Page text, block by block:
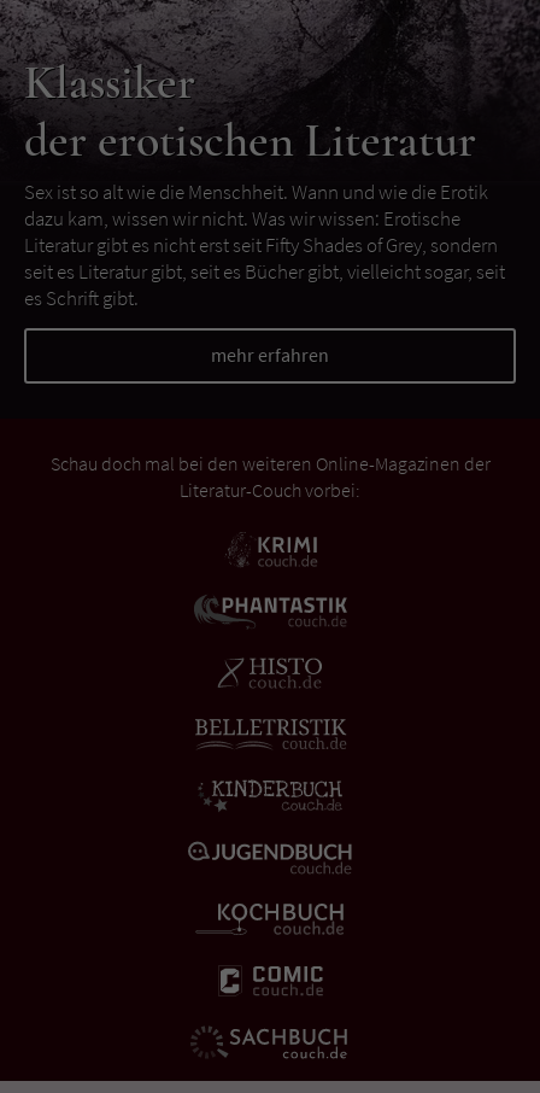
Klassiker
der erotischen Literatur
Sex ist so alt wie die Menschheit. Wann und wie die Erotik
dazu kam, wissen wir nicht. Was wir wissen: Erotische
Literatur gibt es nicht erst seit Fifty Shades of Grey, sondern
seit es Literatur gibt, seit es Bücher gibt, vielleicht sogar, seit
es Schrift gibt.
mehr erfahren
Schau doch mal bei den weiteren Online-Magazinen der
Literatur-Couch vorbei: